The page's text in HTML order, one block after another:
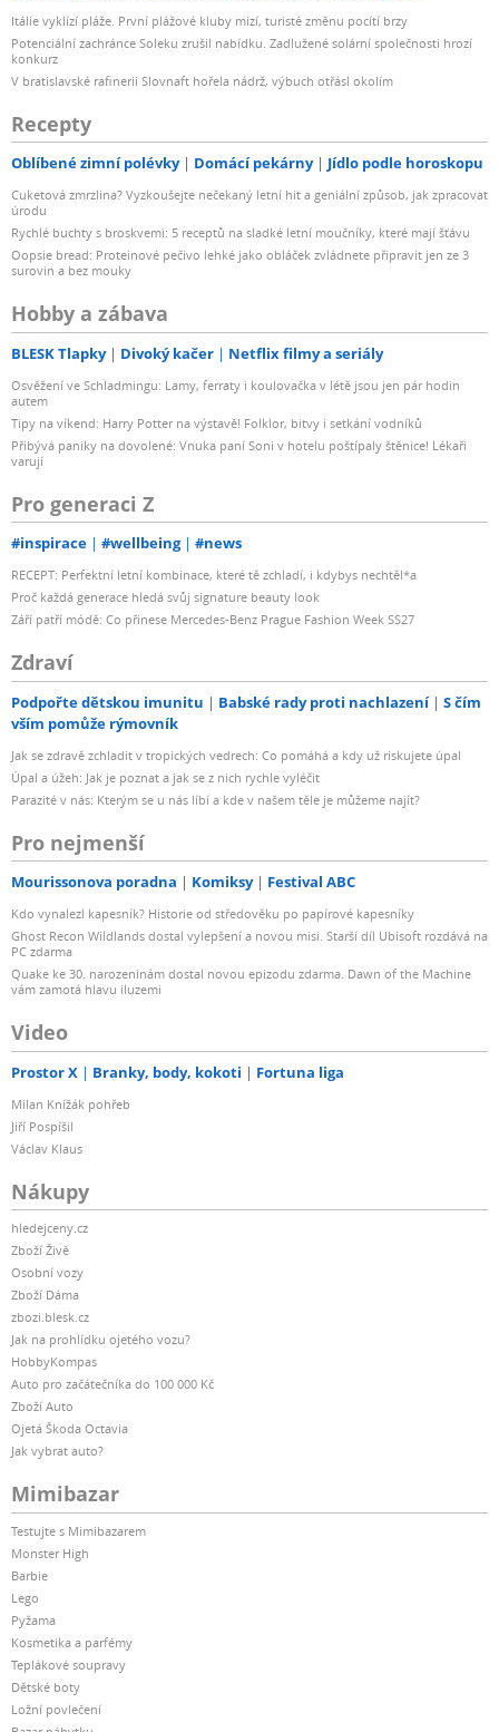
Itálie vyklízí pláže. První plážové kluby mizí, turisté změnu pocítí brzy
Potenciální zachránce Soleku zrušil nabídku. Zadlužené solární společnosti hrozí
konkurz
V bratislavské rafinerii Slovnaft hořela nádrž, výbuch otřásl okolím
Recepty
Oblíbené zimní polévky Domácí pekárny Jídlo podle horoskopu
Cuketová zmrzlina? Vyzkoušejte nečekaný letní hit a geniální způsob, jak zpracovat
úrodu
Rychlé buchty s broskvemi: 5 receptů na sladké letní moučníky, které mají šťávu
Oopsie bread: Proteinové pečivo lehké jako obláček zvládnete připravit jen ze 3
surovin a bez mouky
Hobby a zábava
BLESK Tlapky Divoký kačer Netflix filmy a seriály
Osvěžení ve Schladmingu: Lamy, ferraty i koulovačka v létě jsou jen pár hodin
autem
Tipy na víkend: Harry Potter na výstavě! Folklor, bitvy i setkání vodníků
Přibývá paniky na dovolené: Vnuka paní Soni v hotelu poštípaly štěnice! Lékaři
varují
Pro generaci Z
#inspirace #wellbeing #news
RECEPT: Perfektní letní kombinace, které tě zchladí, i kdybys nechtěl*a
Proč každá generace hledá svůj signature beauty look
Září patří módě: Co přinese Mercedes-Benz Prague Fashion Week SS27
Zdraví
Podpořte dětskou imunitu Babské rady proti nachlazení
S čím
vším pomůže rýmovník
Jak se zdravě zchladit v tropických vedrech: Co pomáhá a kdy už riskujete úpal
Úpal a úžeh: Jak je poznat a jak se z nich rychle vyléčit
Parazité v nás: Kterým se u nás líbí a kde v našem těle je můžeme najít?
Pro nejmenší
Mourissonova poradna Komiksy Festival ABC
Kdo vynalezl kapesník? Historie od středověku po papírové kapesníky
Ghost Recon Wildlands dostal vylepšení a novou misi. Starší díl Ubisoft rozdává na
PC zdarma
Quake ke 30. narozeninám dostal novou epizodu zdarma. Dawn of the Machine
vám zamotá hlavu iluzemi
Video
Prostor X Branky, body, kokoti Fortuna liga
Milan Knížák pohřeb
Jiří Pospíšil
Václav Klaus
Nákupy
hledejceny.cz
Zboží Živě
Osobní vozy
Zboží Dáma
zbozi.blesk.cz
Jak na prohlídku ojetého vozu?
HobbyKompas
Auto pro začátečníka do 100 000 Kč
Zboží Auto
Ojetá Škoda Octavia
Jak vybrat auto?
Mimibazar
Testujte s Mimibazarem
Monster High
Barbie
Lego
Pyžama
Kosmetika a parfémy
Teplákové soupravy
Dětské boty
Ložní povlečení